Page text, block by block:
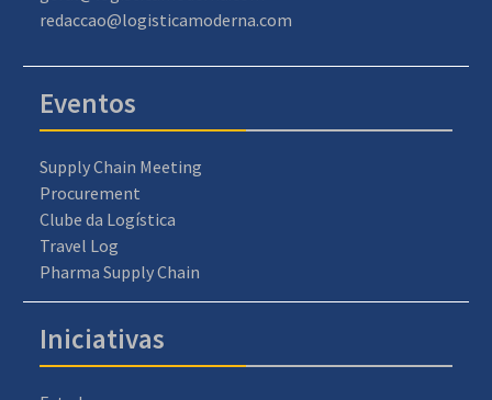
redaccao@logisticamoderna.com
Eventos
Supply Chain Meeting
Procurement
Clube da Logística
Travel Log
Pharma Supply Chain
Iniciativas